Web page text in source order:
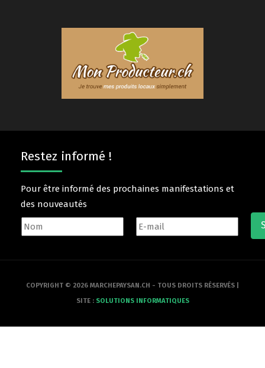
Restez informé !
Pour être informé des prochaines manifestations et
des nouveautés
COPYRIGHT © 2026 MARCHEPAYSAN.CH - TOUS DROITS RÉSERVÉS |
SITE : SOLUTIONS INFORMATIQUES